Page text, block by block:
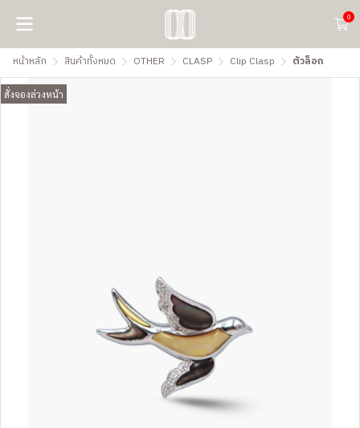
0
หน้าหลัก สินค้าทั้งหมด OTHER CLASP Clip Clasp ตัวล็อก
สั่งจองล่วงหน้า